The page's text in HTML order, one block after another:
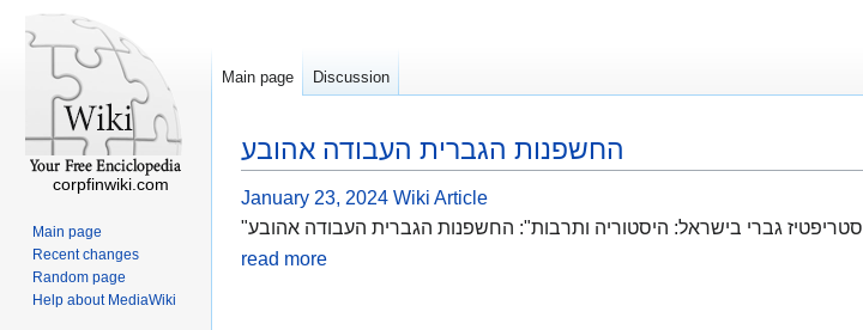
החשפנות הגברית העבודה אהובע
January 23, 2024 Wiki Article
"סטריפטיז גברי בישראל: היסטוריה ותרבות": החשפנות הגברית העבודה אהובע
read more
Main page Discussion
corpfinwiki.com
Main page
Recent changes
Random page
Help about MediaWiki